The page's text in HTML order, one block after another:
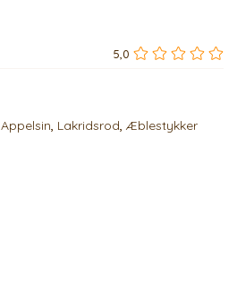
5,0
Appelsin, Lakridsrod, Æblestykker